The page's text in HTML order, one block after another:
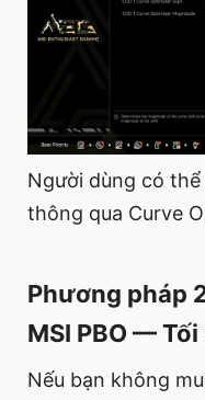
Người dùng có
thông qua Curve
Phương pháp
MSI PBO —
Nếu bạn không